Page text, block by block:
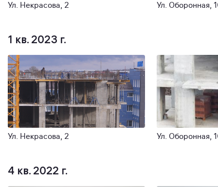
Ул. Некрасова, 2 Ул. Оборонная,
1 кв. 2023 г.
Ул. Некрасова, 2 Ул. Оборонная,
4 кв. 2022 г.